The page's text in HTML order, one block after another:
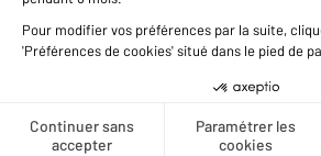
Données
Gestionnaire des